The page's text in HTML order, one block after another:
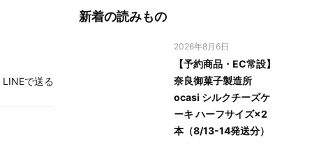
LINEで送る
新着の読みもの
2026年8月6日
【予約商品・EC常設】
奈良御菓子製造所
ocasi シルクチーズケ
ーキ ハーフサイズ×2
本（8/13-14発送分）